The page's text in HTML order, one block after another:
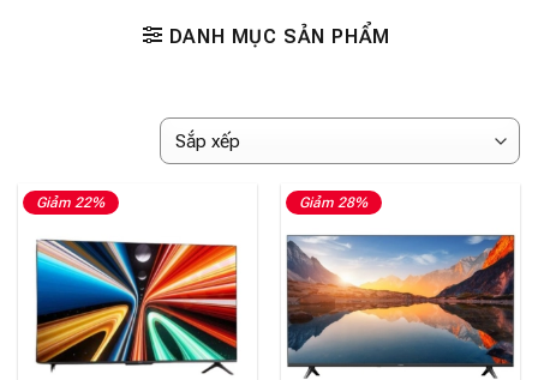
DANH MỤC SẢN PHẨM
Giảm 22% Giảm 28%